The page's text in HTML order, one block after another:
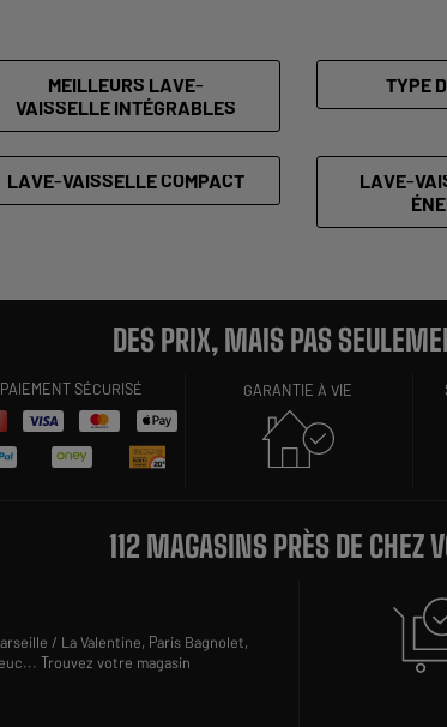
MEILLEURS LAVE-
VAISSELLE INTÉGRABLES
TYPE
LAVE-VAISSELLE COMPACT
LAVE-
DES PRIX, MAIS PAS
PAIEMENT SÉCURISÉ GARANTIE À VIE
112 MAGASINS PRÈS DE CHEZ
/ La Valentine, Paris Bagnolet,
...Trouvez votre magasin